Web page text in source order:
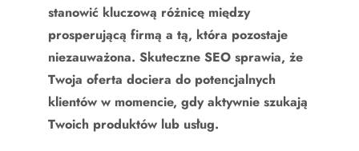
stanowić kluczową różnicę między
prosperującą firmą a tą, która pozostaje
niezauważona. Skuteczne SEO sprawia, że
Twoja oferta dociera do potencjalnych
klientów w momencie, gdy aktywnie szukają
Twoich produktów lub usług.